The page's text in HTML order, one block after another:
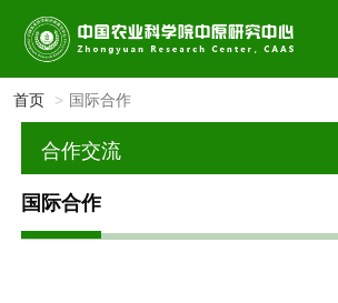
首页 国际合作
合作交流
国际合作